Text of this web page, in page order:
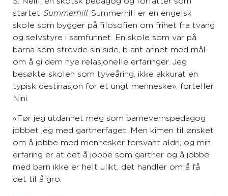
startet Summerhill. Summerhill er en engelsk
skole som bygger på filosofien om frihet fra tvang
og selvstyre i samfunnet. En skole som var på
barna som strevde sin side, blant annet med mål
om å gi dem nye relasjonelle erfaringer. Jeg
besøkte skolen som tyveåring, ikke akkurat en
typisk destinasjon for et ungt menneske», forteller
Nini.
«Før jeg utdannet meg som barnevernspedagog
jobbet jeg med gartnerfaget. Men kimen til ønsket
om å jobbe med mennesker forsvant aldri; og min
erfaring er at det å jobbe som gartner og å jobbe
med barn ikke er helt ulikt, det handler om å få
det til å gro.